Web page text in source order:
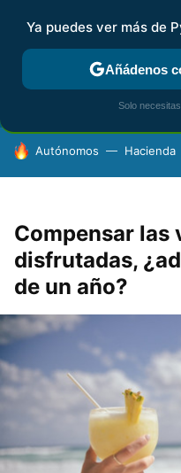
FISCALIDAD Y
HOY SE HABLA DE
Autónomos Hacienda
Compensar las
disfrutadas,
de un año?
Ya puedes ver más de
Añádenos
Solo